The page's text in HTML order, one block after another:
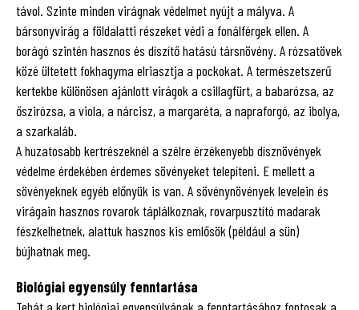
távol. Szinte minden virágnak védelmet nyújt a mályva. A
bársonyvirág a földalatti részeket védi a fonálférgek ellen. A
borágó szintén hasznos és díszítő hatású társnövény. A rózsatövek
közé ültetett fokhagyma elriasztja a pockokat. A természetszerű
kertekbe különösen ajánlott virágok a csillagfürt, a babarózsa, az
őszirózsa, a viola, a nárcisz, a margaréta, a napraforgó, az ibolya,
a szarkaláb.
A huzatosabb kertrészeknél a szélre érzékenyebb dísznövények
védelme érdekében érdemes sövényeket telepíteni. E mellett a
sövényeknek egyéb előnyük is van. A sövénynövények levelein és
virágain hasznos rovarok táplálkoznak, rovarpusztító madarak
fészkelhetnek, alattuk hasznos kis emlősök (például a sün)
bújhatnak meg.
Biológiai egyensúly fenntartása